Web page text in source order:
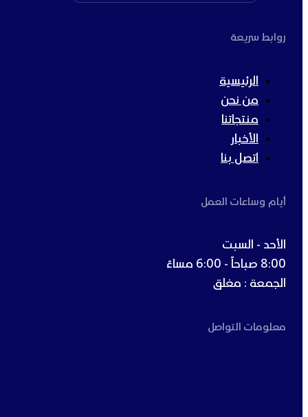
روابط سريعة
الرئيسية
من نحن
منتجاتنا
الأخبار
اتصل بنا
أيام وساعات العمل
الأحد - السبت
8:00 صباحاً - 6:00 مساءً
الجمعة : مغلق
معلومات التواصل